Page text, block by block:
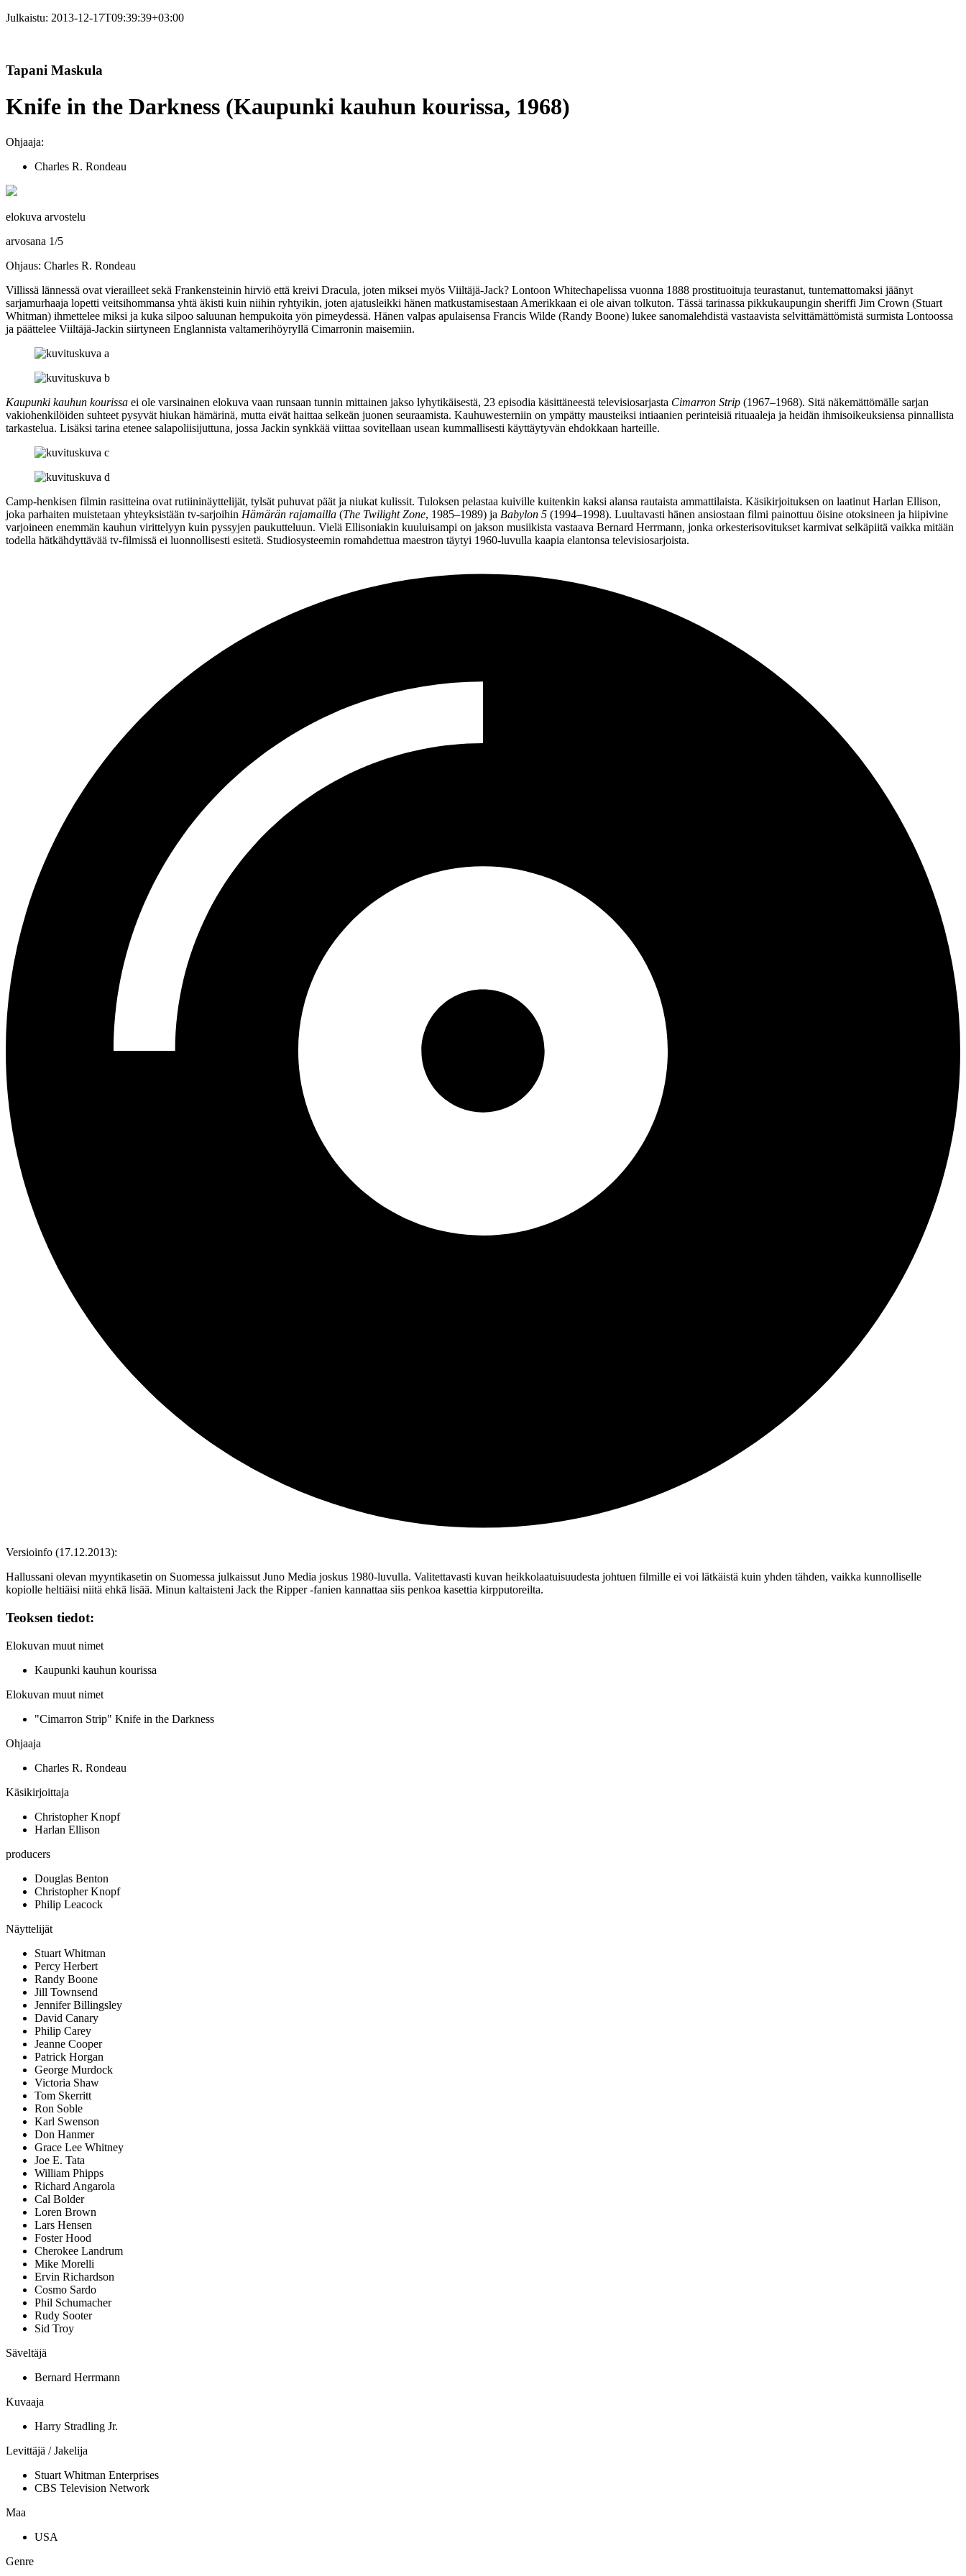
Julkaistu: 2013-12-17T09:39:39+03:00
Tapani Maskula
Knife in the Darkness (Kaupunki kauhun kourissa, 1968)
Ohjaaja:
Charles R. Rondeau
elokuva arvostelu
arvosana 1/5
Ohjaus: Charles R. Rondeau
Villissä lännessä ovat vierailleet sekä Frankensteinin hirviö että kreivi Dracula, joten miksei myös Viiltäjä-Jack? Lontoon Whitechapelissa vuonna 1888 prostituoituja teurastanut, tuntemattomaksi jäänyt
sarjamurhaaja lopetti veitsihommansa yhtä äkisti kuin niihin ryhtyikin, joten ajatusleikki hänen matkustamisestaan Amerikkaan ei ole aivan tolkuton. Tässä tarinassa pikkukaupungin sheriffi Jim Crown (Stuart
Whitman) ihmettelee miksi ja kuka silpoo saluunan hempukoita yön pimeydessä. Hänen valpas apulaisensa Francis Wilde (Randy Boone) lukee sanomalehdistä vastaavista selvittämättömistä surmista Lontoossa
ja päättelee Viiltäjä-Jackin siirtyneen Englannista valtamerihöyryllä Cimarronin maisemiin.
Kaupunki kauhun kourissa ei ole varsinainen elokuva vaan runsaan tunnin mittainen jakso lyhytikäisestä, 23 episodia käsittäneestä televisiosarjasta Cimarron Strip (1967–1968). Sitä näkemättömälle sarjan
vakiohenkilöiden suhteet pysyvät hiukan hämärinä, mutta eivät haittaa selkeän juonen seuraamista. Kauhuwesterniin on ympätty mausteiksi intiaanien perinteisiä rituaaleja ja heidän ihmisoikeuksiensa pinnallista
tarkastelua. Lisäksi tarina etenee salapoliisijuttuna, jossa Jackin synkkää viittaa sovitellaan usean kummallisesti käyttäytyvän ehdokkaan harteille.
Camp-henkisen filmin rasitteina ovat rutiininäyttelijät, tylsät puhuvat päät ja niukat kulissit. Tuloksen pelastaa kuiville kuitenkin kaksi alansa rautaista ammattilaista. Käsikirjoituksen on laatinut Harlan Ellison,
joka parhaiten muistetaan yhteyksistään tv‑sarjoihin Hämärän rajamailla (The Twilight Zone, 1985–1989) ja Babylon 5 (1994–1998). Luultavasti hänen ansiostaan filmi painottuu öisine otoksineen ja hiipivine
varjoineen enemmän kauhun virittelyyn kuin pyssyjen paukutteluun. Vielä Ellisoniakin kuuluisampi on jakson musiikista vastaava Bernard Herrmann, jonka orkesterisovitukset karmivat selkäpiitä vaikka mitään
todella hätkähdyttävää tv‑filmissä ei luonnollisesti esitetä. Studiosysteemin romahdettua maestron täytyi 1960‑luvulla kaapia elantonsa televisiosarjoista.
Versioinfo (17.12.2013):
Hallussani olevan myyntikasetin on Suomessa julkaissut Juno Media joskus 1980‑luvulla. Valitettavasti kuvan heikkolaatuisuudesta johtuen filmille ei voi lätkäistä kuin yhden tähden, vaikka kunnolliselle
kopiolle heltiäisi niitä ehkä lisää. Minun kaltaisteni Jack the Ripper ‑fanien kannattaa siis penkoa kasettia kirpputoreilta.
Teoksen tiedot:
Elokuvan muut nimet
Kaupunki kauhun kourissa
Elokuvan muut nimet
"Cimarron Strip" Knife in the Darkness
Ohjaaja
Charles R. Rondeau
Käsikirjoittaja
Christopher Knopf
Harlan Ellison
producers
Douglas Benton
Christopher Knopf
Philip Leacock
Näyttelijät
Stuart Whitman
Percy Herbert
Randy Boone
Jill Townsend
Jennifer Billingsley
David Canary
Philip Carey
Jeanne Cooper
Patrick Horgan
George Murdock
Victoria Shaw
Tom Skerritt
Ron Soble
Karl Swenson
Don Hanmer
Grace Lee Whitney
Joe E. Tata
William Phipps
Richard Angarola
Cal Bolder
Loren Brown
Lars Hensen
Foster Hood
Cherokee Landrum
Mike Morelli
Ervin Richardson
Cosmo Sardo
Phil Schumacher
Rudy Sooter
Sid Troy
Säveltäjä
Bernard Herrmann
Kuvaaja
Harry Stradling Jr.
Levittäjä / Jakelija
Stuart Whitman Enterprises
CBS Television Network
Maa
USA
Genre